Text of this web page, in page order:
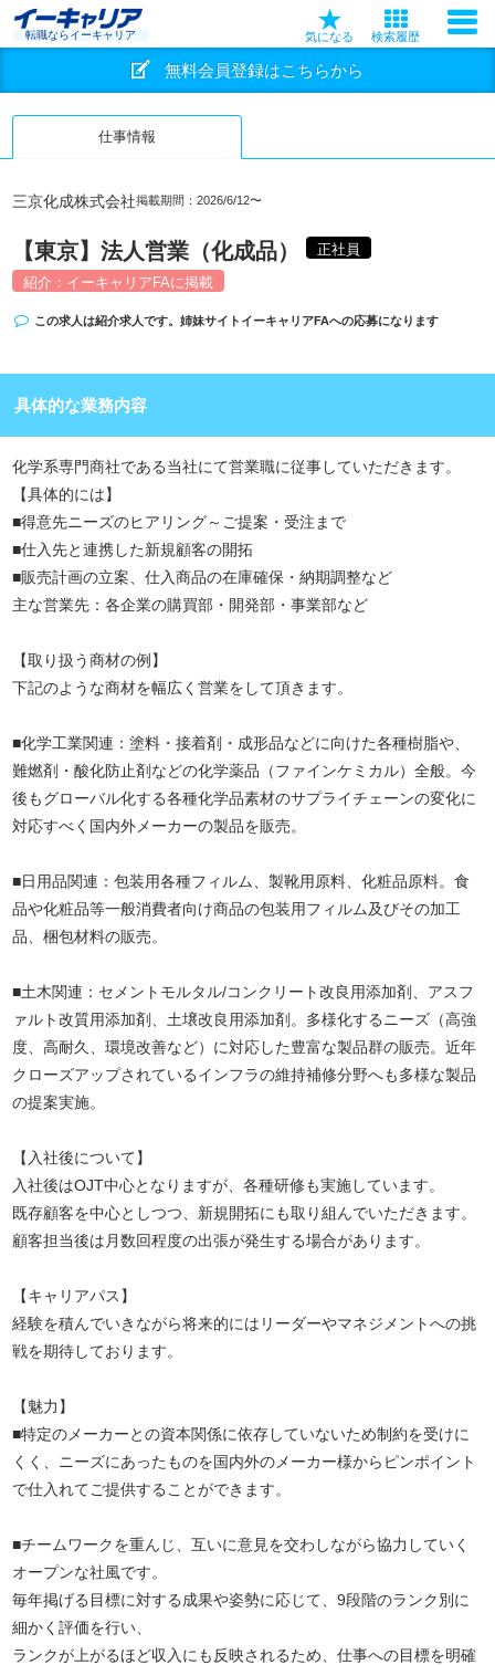
転職ならイーキャリア 気になる 検索履歴
無料会員登録はこちらから
仕事情報
三京化成株式会社掲載期間：2026/6/12〜
【東京】法人営業（化成品）
正社員
紹介：イーキャリアFAに掲載
この求人は紹介求人です。姉妹サイト イーキャリアFAへの応募になります
具体的な業務内容
化学系専門商社である当社にて営業職に従事していただきます。
【具体的には】
■得意先ニーズのヒアリング～ご提案・受注まで
■仕入先と連携した新規顧客の開拓
■販売計画の立案、仕入商品の在庫確保・納期調整など
主な営業先：各企業の購買部・開発部・事業部など
【取り扱う商材の例】
下記のような商材を幅広く営業をして頂きます。
■化学工業関連：塗料・接着剤・成形品などに向けた各種樹脂や、
難燃剤・酸化防止剤などの化学薬品（ファインケミカル）全般。今
後もグローバル化する各種化学品素材のサプライチェーンの変化に
対応すべく国内外メーカーの製品を販売。
■日用品関連：包装用各種フィルム、製靴用原料、化粧品原料。食
品や化粧品等一般消費者向け商品の包装用フィルム及びその加工
品、梱包材料の販売。
■土木関連：セメントモルタル/コンクリート改良用添加剤、アスフ
ァルト改質用添加剤、土壌改良用添加剤。多様化するニーズ（高強
度、高耐久、環境改善など）に対応した豊富な製品群の販売。近年
クローズアップされているインフラの維持補修分野へも多様な製品
の提案実施。
【入社後について】
入社後はOJT中心となりますが、各種研修も実施しています。
既存顧客を中心としつつ、新規開拓にも取り組んでいただきます。
顧客担当後は月数回程度の出張が発生する場合があります。
【キャリアパス】
経験を積んでいきながら将来的にはリーダーやマネジメントへの挑
戦を期待しております。
【魅力】
■特定のメーカーとの資本関係に依存していないため制約を受けに
くく、ニーズにあったものを国内外のメーカー様からピンポイント
で仕入れてご提供することができます。
■チームワークを重んじ、互いに意見を交わしながら協力していく
オープンな社風です。
毎年掲げる目標に対する成果や姿勢に応じて、9段階のランク別に
細かく評価を行い、
ランクが上がるほど収入にも反映されるため、仕事への目標を明確